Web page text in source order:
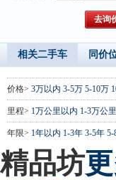
相关二手车 同价
价格> 3万以内 3-5万 5-10万
里程> 1万公里以内 1-3万公里
年限> 1年以内 1-3年 3-5年 5-
精品坊